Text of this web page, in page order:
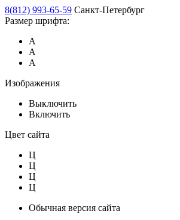
8(812) 993-65-59 Санкт-Петербург
Размер шрифта:
А
А
А
Изображения
Выключить
Включить
Цвет сайта
Ц
Ц
Ц
Ц
Обычная версия сайта